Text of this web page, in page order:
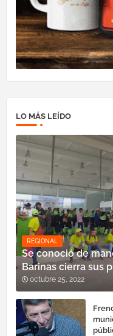
LO MÁS LEÍDO
REGIONAL
Se conoció de
Barinas cierra sus
octubre 25, 2022